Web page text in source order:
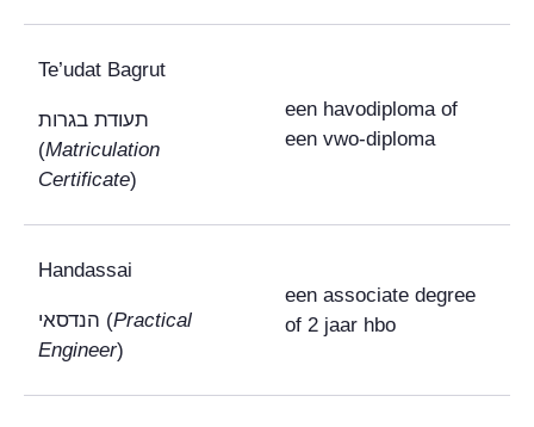
Te’udat Bagrut
תעודת בגרות
(Matriculation
Certificate)
een havodiploma of
een vwo-diploma
Handassai
הנדסאי (Practical
Engineer)
een associate degree
of 2 jaar hbo